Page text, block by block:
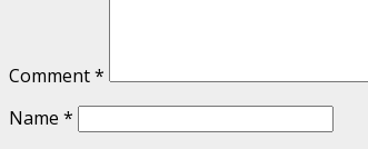
Comment*
Name *